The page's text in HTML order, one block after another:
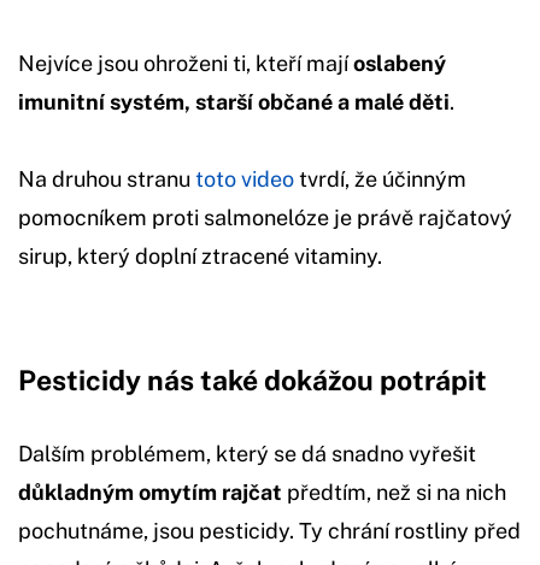
Nejvíce jsou ohroženi ti, kteří majíoslabený
imunitní systém, starší občané a malé děti.
Na druhou stranu toto videotvrdí, že účinným
pomocníkem proti salmonelóze je právě rajčatový
sirup, který doplní ztracené vitaminy.
Pesticidy nás také dokážou potrápit
Dalším problémem, který se dá snadno vyřešit
důkladným omytím rajčat předtím, než si na nich
pochutnáme, jsou pesticidy. Ty chrání rostliny před